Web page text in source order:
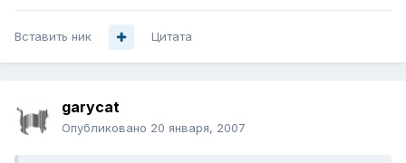
Вставить ник Цитата
garycat
Опубликовано 20 января, 2007